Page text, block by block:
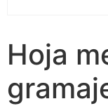
Hoja